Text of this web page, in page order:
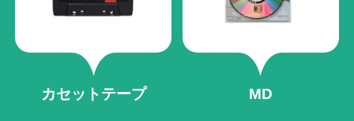
カセットテープ MD